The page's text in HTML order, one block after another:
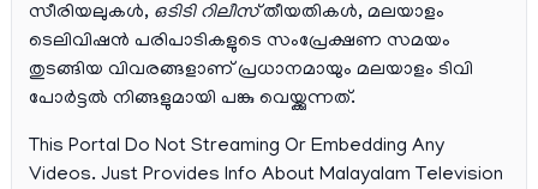
സീരിയലുകള്‍, ഒടിടി റിലീസ്തീയതികള്‍, മലയാളം
ടെലിവിഷന്‍ പരിപാടികളുടെ സംപ്രേക്ഷണ സമയം
തുടങ്ങിയ വിവരങ്ങളാണ് പ്രധാനമായും മലയാളം ടിവി
പോര്‍ട്ടല്‍ നിങ്ങളുമായി പങ്കു വെയ്ക്കുന്നത്.
This Portal Do Not Streaming Or Embedding Any
Videos. Just Provides Info About Malayalam Television